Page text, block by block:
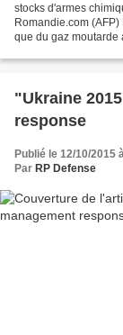
stocks d'armes
Romandie.com
que du gaz moutarde
"Ukraine
response
Publié le 12/10/2015
Par RP Defense